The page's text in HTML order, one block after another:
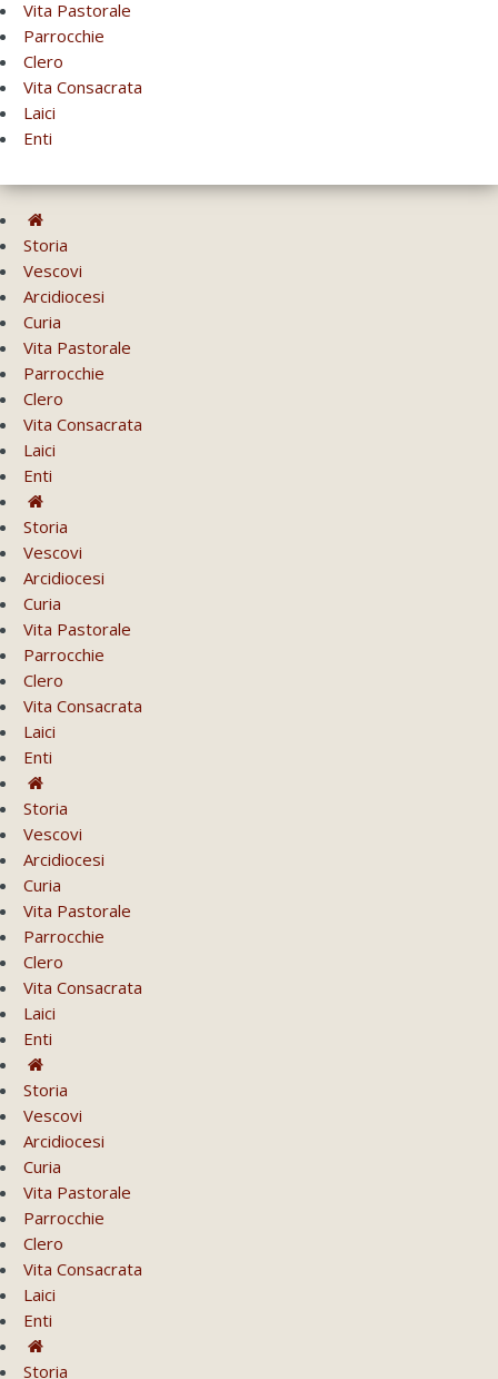
Vita Pastorale
Parrocchie
Clero
Vita Consacrata
Laici
Enti
Storia
Vescovi
Arcidiocesi
Curia
Vita Pastorale
Parrocchie
Clero
Vita Consacrata
Laici
Enti
Storia
Vescovi
Arcidiocesi
Curia
Vita Pastorale
Parrocchie
Clero
Vita Consacrata
Laici
Enti
Storia
Vescovi
Arcidiocesi
Curia
Vita Pastorale
Parrocchie
Clero
Vita Consacrata
Laici
Enti
Storia
Vescovi
Arcidiocesi
Curia
Vita Pastorale
Parrocchie
Clero
Vita Consacrata
Laici
Enti
Storia